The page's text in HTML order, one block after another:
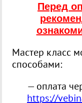
Перед
Мастер класс
способами:
— оплата
https://